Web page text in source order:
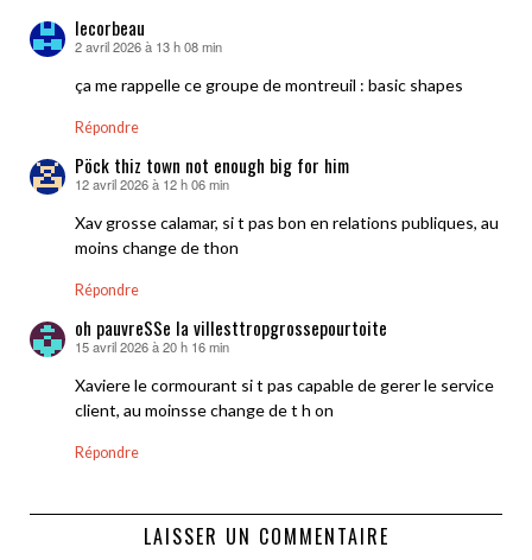
lecorbeau
dit :
2 avril 2026 à 13 h 08 min
ça me rappelle ce groupe de montreuil : basic shapes
Répondre
Pöck thiz town not enough big for him
dit :
12 avril 2026 à 12 h 06 min
Xav grosse calamar, si t pas bon en relations publiques, au
moins change de thon
Répondre
oh pauvreSSe la villesttropgrossepourtoite
dit :
15 avril 2026 à 20 h 16 min
Xaviere le cormourant si t pas capable de gerer le service
client, au moinsse change de t h on
Répondre
LAISSER UN COMMENTAIRE